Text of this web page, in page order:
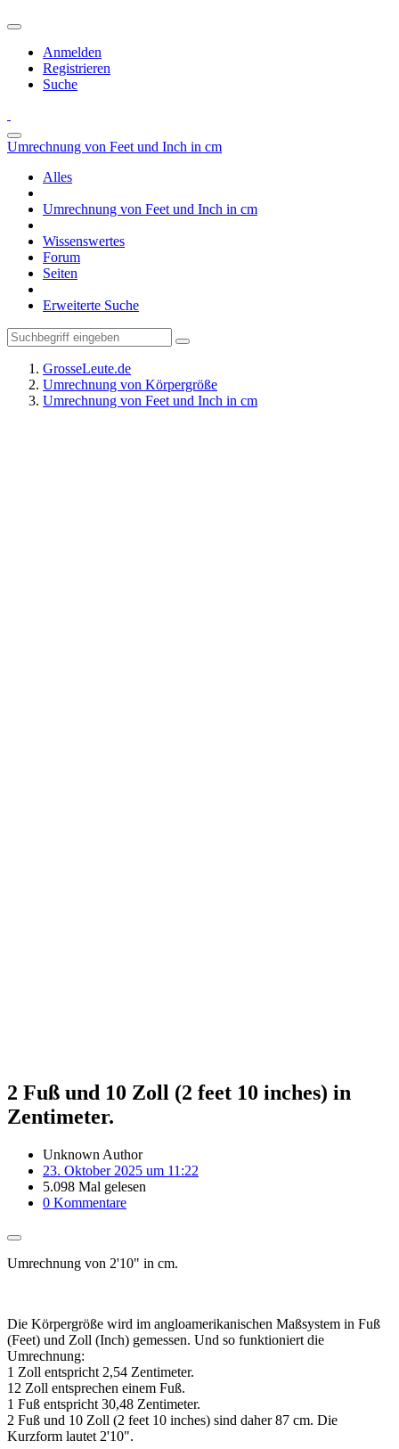
Anmelden
Registrieren
Suche
Umrechnung von Feet und Inch in cm
Alles
Umrechnung von Feet und Inch in cm
Wissenswertes
Forum
Seiten
Erweiterte Suche
GrosseLeute.de
Umrechnung von Körpergröße
Umrechnung von Feet und Inch in cm
2 Fuß und 10 Zoll (2 feet 10 inches) in
Zentimeter.
Unknown Author
23. Oktober 2025 um 11:22
5.098 Mal gelesen
0 Kommentare
Umrechnung von 2'10" in cm.
Die Körpergröße wird im angloamerikanischen Maßsystem in Fuß
(Feet) und Zoll (Inch) gemessen. Und so funktioniert die
Umrechnung:
1 Zoll entspricht 2,54 Zentimeter.
12 Zoll entsprechen einem Fuß.
1 Fuß entspricht 30,48 Zentimeter.
2 Fuß und 10 Zoll (2 feet 10 inches) sind daher 87 cm. Die
Kurzform lautet 2'10".